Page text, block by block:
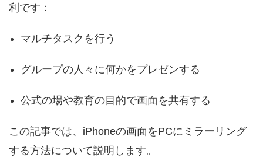
利です：
マルチタスクを行う
グループの人々に何かをプレゼンする
公式の場や教育の目的で画面を共有する
この記事では、iPhoneの画面をPCにミラーリング
する方法について説明します。